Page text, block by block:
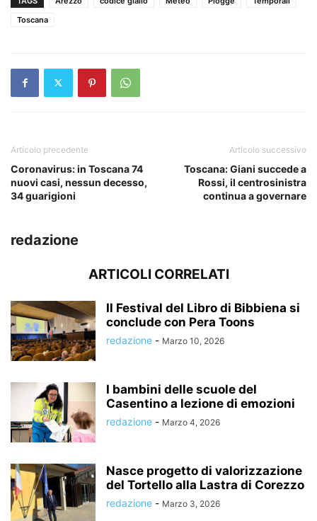
Toscana
Articolo precedente
Coronavirus: in Toscana 74
nuovi casi, nessun decesso,
34 guarigioni
Articolo successivo
Toscana: Giani succede a
Rossi, il centrosinistra
continua a governare
redazione
ARTICOLI CORRELATI
Il Festival del Libro di Bibbiena si
conclude con Pera Toons
redazione - Marzo 10, 2026
I bambini delle scuole del
Casentino a lezione di emozioni
redazione - Marzo 4, 2026
Nasce progetto di valorizzazione
del Tortello alla Lastra di Corezzo
redazione - Marzo 3, 2026